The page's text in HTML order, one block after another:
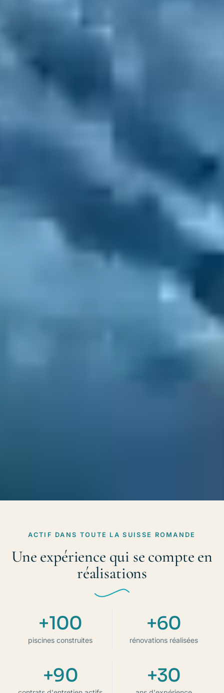
ACTIF DANS TOUTE LA SUISSE ROMANDE
Une expérience qui se compte en
réalisations
+100
piscines construites
+60
rénovations réalisées
+90 +30